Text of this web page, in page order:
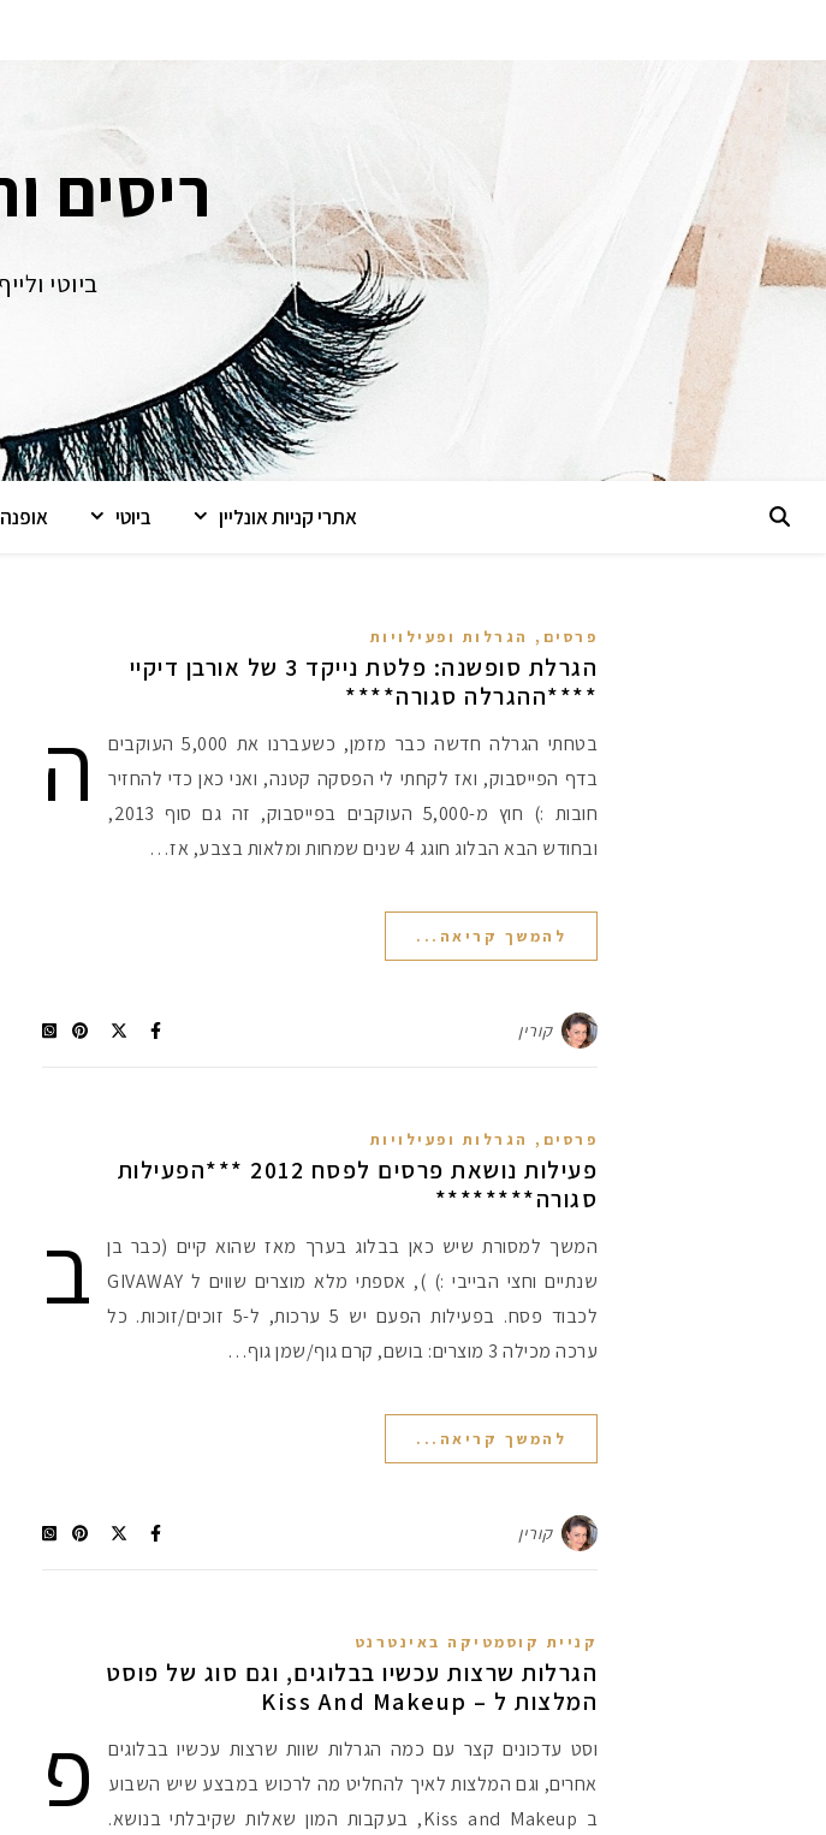
ריסים
ביוטי
אתרי קניות אונליין ביוטי אופנה
פרסים, הגרלות ופעילויות
הגרלת סופשנה: פלטת נייקד 3 של אורבן דיקיי
****ההגרלה סגורה****
ה
בטחתי הגרלה חדשה כבר מזמן, כשעברנו את 5,000 העוקבים
בדף הפייסבוק, ואז לקחתי לי הפסקה קטנה, ואני כאן כדי להחזיר
חובות :) חוץ מ-5,000 העוקבים בפייסבוק, זה גם סוף 2013,
ובחודש הבא הבלוג חוגג 4 שנים שמחות ומלאות בצבע, אז…
להמשך קריאה...
קורין
פרסים, הגרלות ופעילויות
פעילות נושאת פרסים לפסח 2012 ***הפעילות
סגורה********
ב
המשך למסורת שיש כאן בבלוג בערך מאז שהוא קיים (כבר בן
שנתיים וחצי הבייבי :) ), אספתי מלא מוצרים שווים ל GIVAWAY
לכבוד פסח. בפעילות הפעם יש 5 ערכות, ל-5 זוכים/זוכות. כל
ערכה מכילה 3 מוצרים: בושם, קרם גוף/שמן גוף…
להמשך קריאה...
קורין
קניית קוסמטיקה באינטרנט
הגרלות שרצות עכשיו בבלוגים, וגם סוג של פוסט
המלצות ל – Kiss And Makeup
פ
וסט עדכונים קצר עם כמה הגרלות שוות שרצות עכשיו בבלוגים
אחרים, וגם המלצות לאיך להחליט מה לרכוש במבצע שיש השבוע
ב Kiss and Makeup, בעקבות המון שאלות שקיבלתי בנושא.